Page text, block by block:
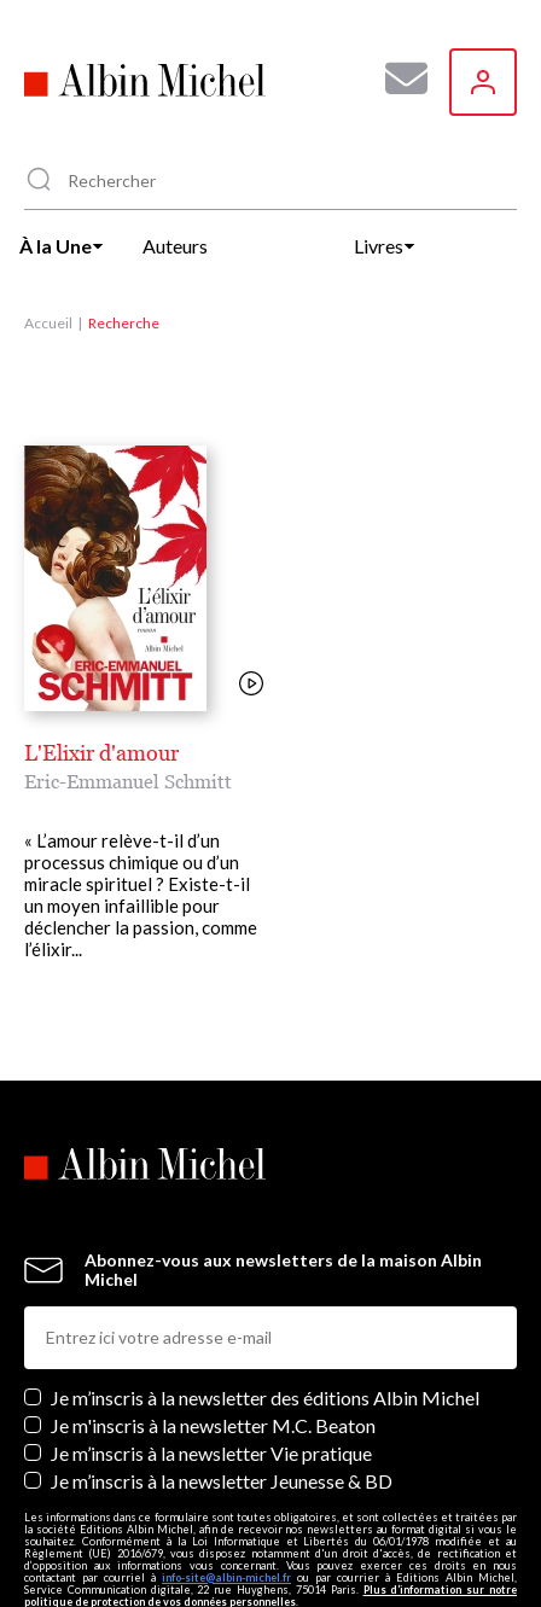
principal
À la Une Auteurs Livres
Accueil Recherche
L'Elixir d'amour
Eric-Emmanuel Schmitt
« L’amour relève-t-il d’un
processus chimique ou d’un
miracle spirituel ? Existe-t-il
un moyen infaillible pour
déclencher la passion, comme
l’élixir...
Abonnez-vous aux newsletters de la maison Albin
Michel
Newsletters
Je m’inscris à la newsletter des éditions Albin Michel
Je m'inscris à la newsletter M.C. Beaton
Je m’inscris à la newsletter Vie pratique
Je m’inscris à la newsletter Jeunesse & BD
Les informations dans ce formulaire sont toutes obligatoires, et sont collectées et traitées par
la société Editions Albin Michel, afin de recevoir nos newsletters au format digital si vous le
souhaitez. Conformément à la Loi Informatique et Libertés du 06/01/1978 modifiée et au
Règlement (UE) 2016/679, vous disposez notamment d'un droit d'accès, de rectification et
d’opposition aux informations vous concernant. Vous pouvez exercer ces droits en nous
contactant par courriel à info-site@albin-michel.fr ou par courrier à Editions Albin Michel,
Service Communication digitale, 22 rue Huyghens, 75014 Paris. Plus d’information sur notre
politique de protection de vos données personnelles